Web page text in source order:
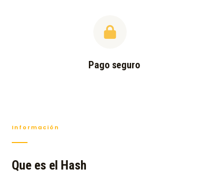
Pago seguro
Información
Que es el Hash